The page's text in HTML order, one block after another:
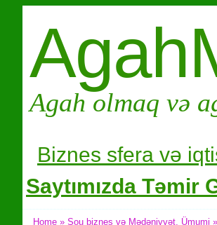
Agah olmaq və
Biznes sfera və i
Saytımızda Təmir
Home » Şou biznes və Mədəniyyət, Ümumi